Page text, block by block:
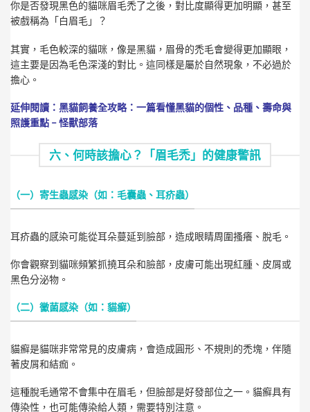
你是否發現黑色的貓咪眉毛禿了之後，對比度顯得更加明顯，甚至
被戲稱為「白眉毛」？
其實，毛色較深的貓咪，像是黑貓，眉骨的禿毛會變得更加顯眼，
這主要是因為毛色深淺的對比。這同樣是屬於自然現象，不必過於
擔心。
延伸閱讀： 黑貓飼養全攻略：一篇看懂黑貓的個性、品種、壽命與
照護重點 – 怪獸部落
六、何時該擔心？「眉毛禿」的健康警訊
（一）寄生蟲感染（如：毛囊蟲、耳疥蟲）
耳疥蟲的感染可能從耳朵蔓延到臉部，造成眼睛周圍搔癢、脫毛。
你會觀察到貓咪頻繁抓撓耳朵和臉部，皮膚可能出現紅腫、皮屑或
黑色分泌物。
（二）黴菌感染（如：貓癬）
貓癬是貓咪非常常見的皮膚病，會造成圓形、不規則的禿塊，伴隨
著皮屑和結痂。
這種脫毛通常不會集中在眉毛，但臉部是好發部位之一。貓癬具有
傳染性，也可能傳染給人類，需要特別注意。